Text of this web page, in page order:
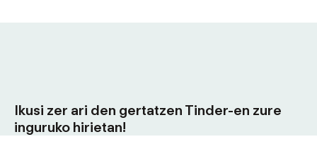
Ikusi zer ari den gertatzen Tinder-en zure
inguruko hirietan!